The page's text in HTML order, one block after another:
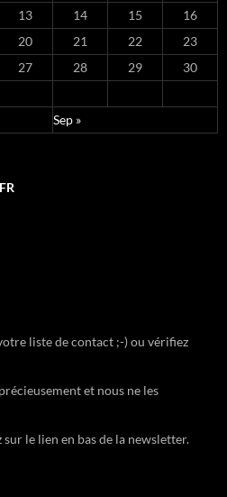
13 14 15
16
20 21 22
23
27 28 29
30
Sep »
liste de contact ;-) ou vérifiez
et nous ne les
le lien en bas de la newsletter.